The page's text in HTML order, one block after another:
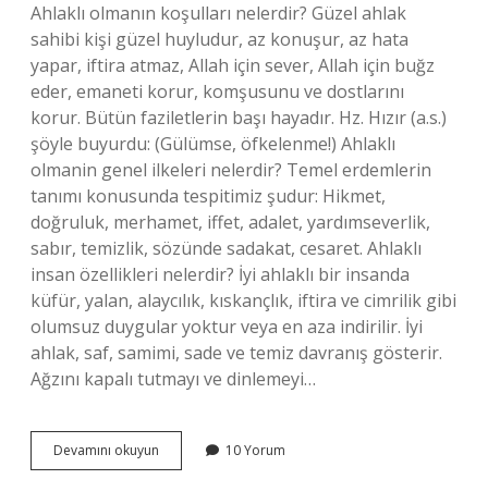
Ahlaklı olmanın koşulları nelerdir? Güzel ahlak
sahibi kişi güzel huyludur, az konuşur, az hata
yapar, iftira atmaz, Allah için sever, Allah için buğz
eder, emaneti korur, komşusunu ve dostlarını
korur. Bütün faziletlerin başı hayadır. Hz. Hızır (a.s.)
şöyle buyurdu: (Gülümse, öfkelenme!) Ahlaklı
olmanin genel ilkeleri nelerdir? Temel erdemlerin
tanımı konusunda tespitimiz şudur: Hikmet,
doğruluk, merhamet, iffet, adalet, yardımseverlik,
sabır, temizlik, sözünde sadakat, cesaret. Ahlaklı
insan özellikleri nelerdir? İyi ahlaklı bir insanda
küfür, yalan, alaycılık, kıskançlık, iftira ve cimrilik gibi
olumsuz duygular yoktur veya en aza indirilir. İyi
ahlak, saf, samimi, sade ve temiz davranış gösterir.
Ağzını kapalı tutmayı ve dinlemeyi…
Devamını okuyun
Olmanın
10 Yorum